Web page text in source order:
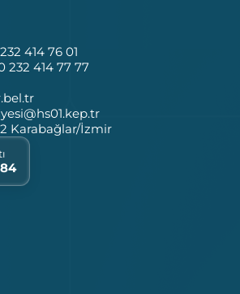
414 76 01
232 414 77 77
Karabağlar/İzmir